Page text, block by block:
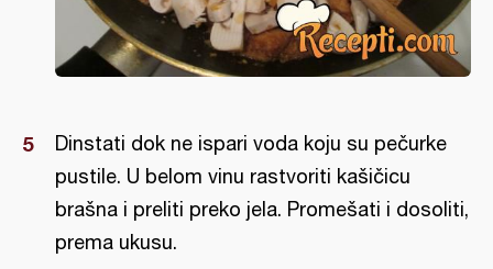
Dinstati dok ne ispari voda koju su pečurke
pustile. U belom vinu rastvoriti kašičicu
brašna i preliti preko jela. Promešati i dosoliti,
prema ukusu.